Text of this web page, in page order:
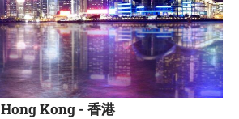
Hong Kong - 香港